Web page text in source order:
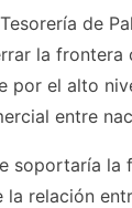
de
la frontera
por el alto
entre
soportaría la
la relación